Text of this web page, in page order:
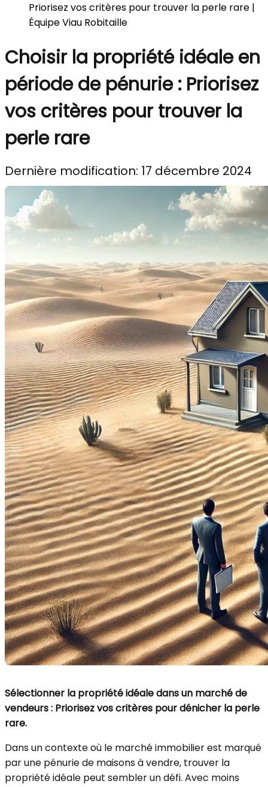
Priorisez vos critères pour trouver la perle rare |
Équipe Viau Robitaille
Choisir la propriété idéale en
période de pénurie : Priorisez
vos critères pour trouver la
perle rare
Dernière modification: 17 décembre 2024
Sélectionner la propriété idéale dans un marché de
vendeurs : Priorisez vos critères pour dénicher la perle
rare.
Dans un contexte où le marché immobilier est marqué
par une pénurie de maisons à vendre, trouver la
propriété idéale peut sembler un défi. Avec moins